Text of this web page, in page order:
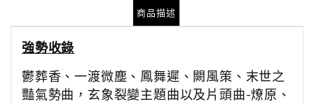
商品描述
強勢收錄
鬱葬香、一渡微塵、鳳舞遲、闕風策、末世之
豔氣勢曲，玄象裂變主題曲以及片頭曲-燎原、